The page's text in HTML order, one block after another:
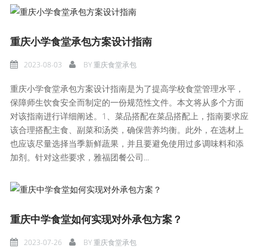
重庆小学食堂承包方案设计指南
2023-08-03 BY重庆食堂承包
重庆小学食堂承包方案设计指南是为了提高学校食堂管理水平，
保障师生饮食安全而制定的一份规范性文件。本文将从多个方面
对该指南进行详细阐述。1、菜品搭配在菜品搭配上，指南要求应
该合理搭配主食、副菜和汤类，确保营养均衡。此外，在选材上
也应该尽量选择当季新鲜蔬果，并且要避免使用过多调味料和添
加剂。针对这些要求，雅福团餐公司...
重庆中学食堂如何实现对外承包方案？
2023-07-26 BY重庆食堂承包